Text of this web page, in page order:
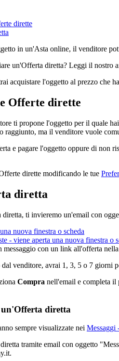
dirette
in un'Asta online, il venditore
un'Offerta diretta? Leggi il nostro
acquistare l'oggetto al prezzo che
Offerte dirette
ti propone l'oggetto per il quale
raggiunto, ma il venditore vuole
e pagare l'oggetto oppure di non
dirette modificando le tue
diretta
ti invieremo un'email con
nuova finestra o scheda
- viene aperta una nuova finestra o
messaggio con un link all'offerta
dal venditore, avrai 1, 3, 5 o 7 giorni
Compra nell'email e completa il
diretta
sempre visualizzate nei Messaggi
tramite email con oggetto